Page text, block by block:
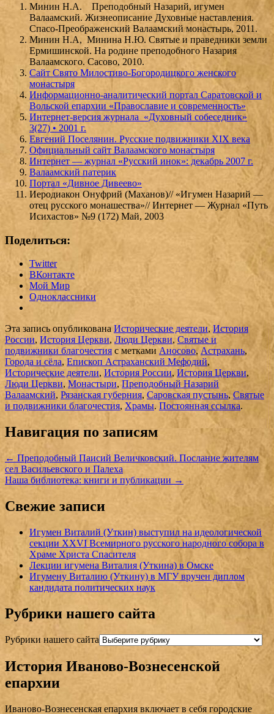
Минин Н.А. Преподобный Назарий, игумен
Валаамский. Жизнеописание Духовные наставления.
Спасо-Преображенский Валаамский монастырь, 2011.
Минин Н.А, Минина Н.Ю. Святые и праведники земли
Ермишинской. На родине преподобного Назария
Валаамского. Сасово, 2010.
Сайт Свято Милостиво-Богородицкого женского
монастыря
Информационно-аналитический портал Саратовской и
Вольской епархии «Православие и современность»
Интернет-версия журнала «Духовный собеседник»
3(27) • 2001 г.
Евгений Поселянин. Русские подвижники XIX века
Официальный сайт Валаамского монастыря
Интернет — журнал «Русский инок»: декабрь 2007 г.
Валаамский патерик
Портал «Дивное Дивеево»
Иеродиакон Онуфрий (Маханов)// «Игумен Назарий —
отец русского монашества»// Интернет — Журнал «Путь
Исихастов» №9 (172) Май, 2003
Поделиться:
Twitter
ВКонтакте
Мой Мир
Одноклассники
Эта запись опубликована Исторические деятели, История
России, История Церкви, Люди Церкви, Святые и
подвижники благочестия с метками Аносово, Астрахань,
Города и сёла, Епископ Астраханский Мефодий,
Исторические деятели, История России, История Церкви,
Люди Церкви, Монастыри, Преподобный Назарий
Валаамский, Рязанская губерния, Саровская пустынь,Святые
и подвижники благочестия, Храмы. Постоянная ссылка.
Навигация по записям
← Преподобный Паисий Величковский. Послание жителям
сел Васильевского и Палеха
Наша библиотека: книги и публикации →
Свежие записи
Игумен Виталий (Уткин) выступил на идеологической
секции XXVI Всемирного русского народного собора в
Храме Христа Спасителя
Лекции игумена Виталия (Уткина) в Омске
Игумену Виталию (Уткину) в МГУ вручен диплом
кандидата политических наук
Рубрики нашего сайта
Рубрики нашего сайта
История Иваново-Вознесенской
епархии
Иваново-Вознесенская епархия включает в себя городские